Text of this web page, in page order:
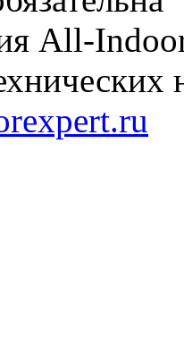
All-